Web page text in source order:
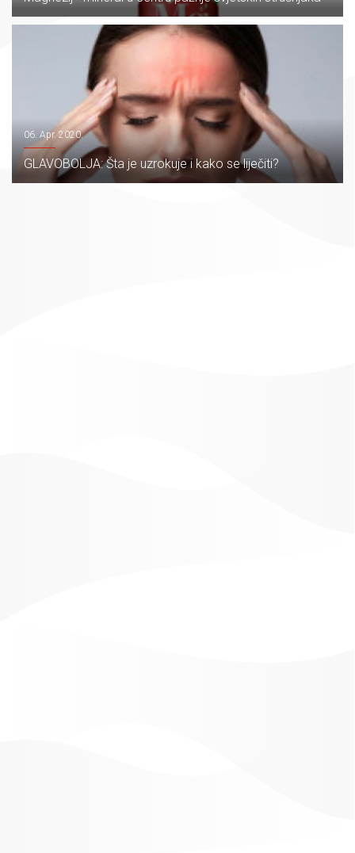
06. Apr. 2020.
GLAVOBOLJA: Šta je uzrokuje i kako se liječiti?